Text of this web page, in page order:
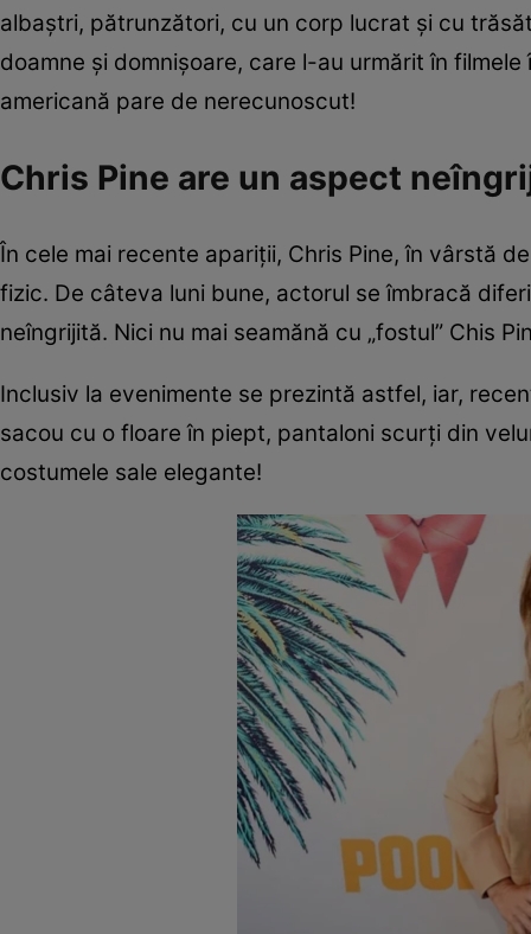
albaștri, pătrunzători, cu un corp lucrat și cu
doamne și domnișoare, care l-au urmărit în
americană pare de nerecunoscut!
Chris Pine are un aspect
În cele mai recente apariții, Chris Pine, în vârstă
fizic. De câteva luni bune, actorul se îmbracă
neîngrijită. Nici nu mai seamănă cu „fostul” Chis
Inclusiv la evenimente se prezintă astfel, iar,
sacou cu o floare în piept, pantaloni scurți din
costumele sale elegante!